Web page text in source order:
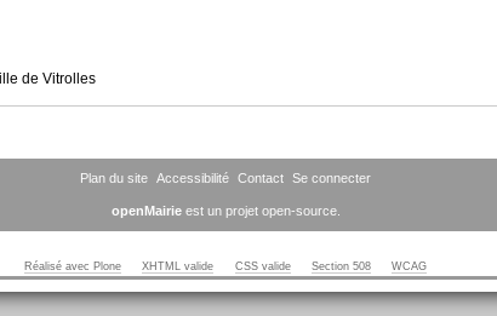
de Vitrolles
Plan du site Accessibilité Contact Se connecter
openMairieest un projet open-source.
Réalisé avec Plone XHTML valide CSS valide Section 508 WCAG